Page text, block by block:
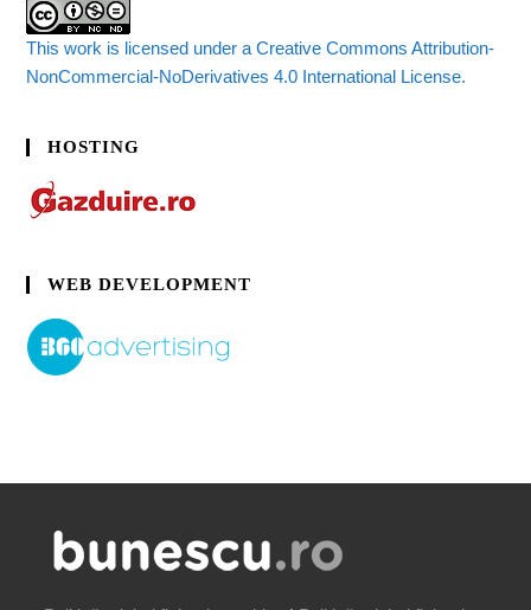
This work is licensed under a Creative Commons Attribution-
NonCommercial-NoDerivatives 4.0 International License.
HOSTING
WEB DEVELOPMENT